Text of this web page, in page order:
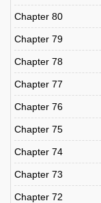
Chapter 80
Chapter 79
Chapter 78
Chapter 77
Chapter 76
Chapter 75
Chapter 74
Chapter 73
Chapter 72